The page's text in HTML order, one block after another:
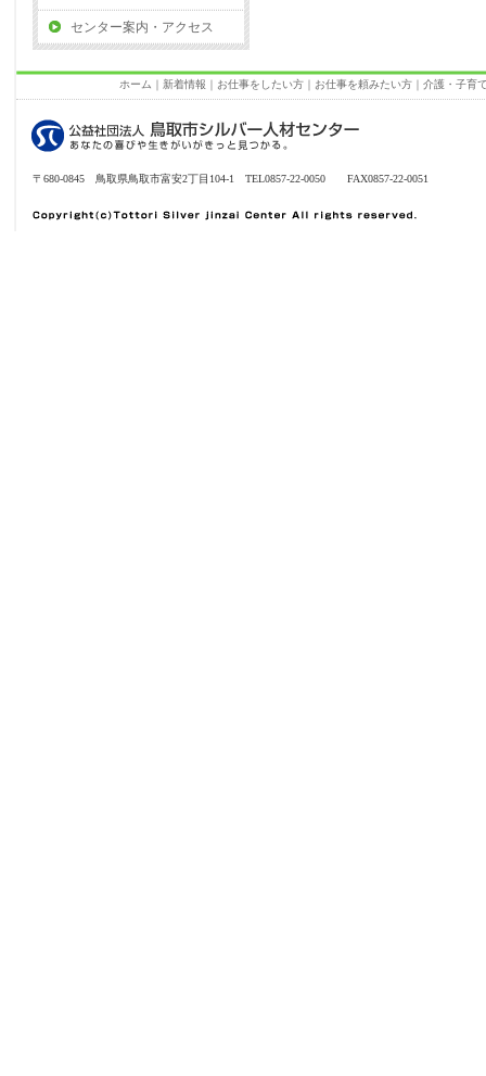
センター案内・アクセス
ホーム ｜ 新着情報 ｜ お仕事をしたい方 ｜ お仕事を頼みたい方 ｜ 介護・子育
〒680-0845 鳥取県鳥取市富安2丁目104-1 TEL0857-22-0050 FAX0857-22-0051